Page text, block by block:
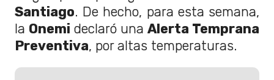
Santiago. De hecho, para esta semana,
la Onemi declaró una Alerta Temprana
Preventiva, por altas temperaturas.